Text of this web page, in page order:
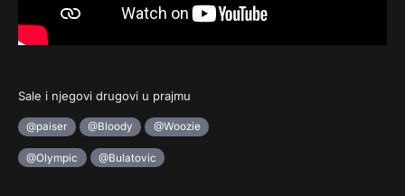
Sale i njegovi drugovi u prajmu
@paiser @Bloody @Woozie
@Olympic @Bulatovic